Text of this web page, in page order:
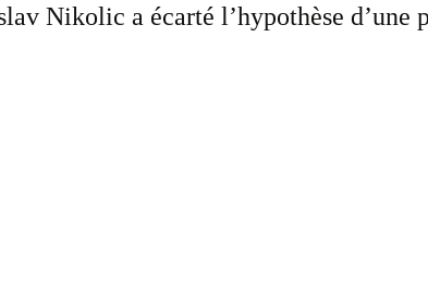
Nikolic a écarté l’hypothèse d’une